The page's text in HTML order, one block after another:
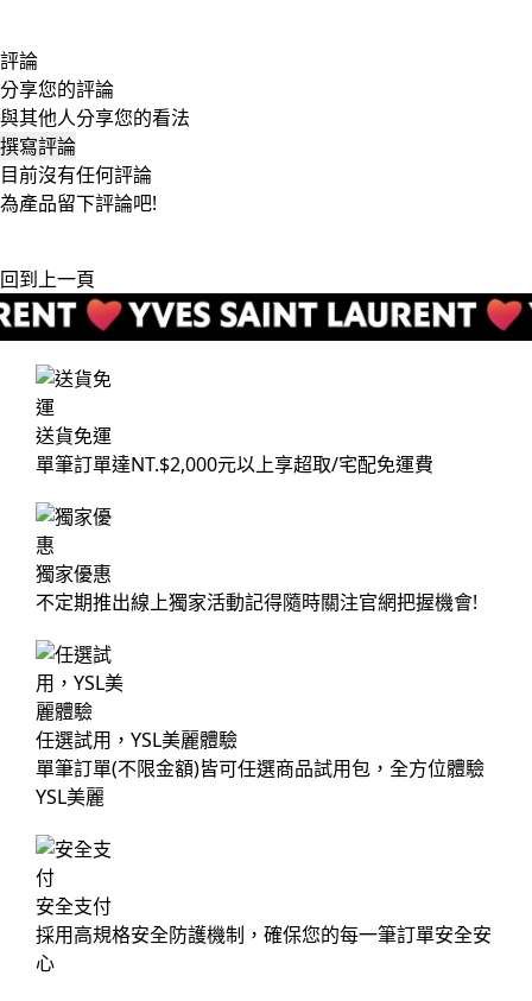
評論
分享您的評論
與其他人分享您的看法
撰寫評論
目前沒有任何評論
為產品留下評論吧!
回到上一頁
送貨免運
單筆訂單達NT.$2,000元以上享超取/宅配免運費
獨家優惠
不定期推出線上獨家活動記得隨時關注官網把握機會!
任選試用，YSL美麗體驗
單筆訂單(不限金額)皆可任選商品試用包，全方位體驗
YSL美麗
安全支付
採用高規格安全防護機制，確保您的每一筆訂單安全安
心